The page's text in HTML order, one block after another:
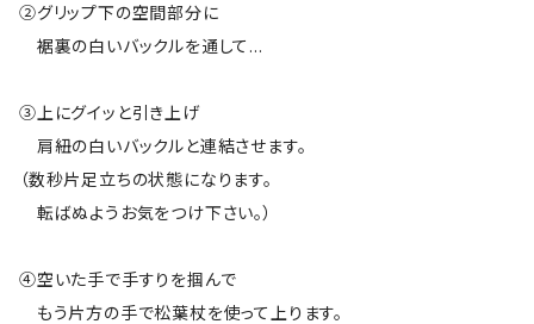
②グリップ下の空間部分に
裾裏の白いバックルを通して…
③上にグイッと引き上げ
肩紐の白いバックルと連結させます。
（数秒片足立ちの状態になります。
転ばぬようお気をつけ下さい。）
④空いた手で手すりを掴んで
もう片方の手で松葉杖を使って上ります。